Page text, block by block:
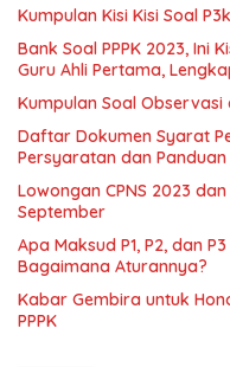
Kumpulan Kisi Kisi Soal
Bank Soal PPPK 2023, Ini
Guru Ahli Pertama,
Kumpulan Soal
Daftar Dokumen Syarat
Persyaratan dan
Lowongan CPNS 2023
September
Apa Maksud P1, P2, dan
Bagaimana Aturannya?
Kabar Gembira untuk
PPPK